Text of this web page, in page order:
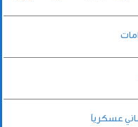
عسكرياً